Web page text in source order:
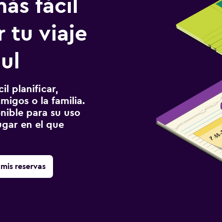
fácil
tu viaje
planificar,
o la familia.
para su uso
en el que
reservas